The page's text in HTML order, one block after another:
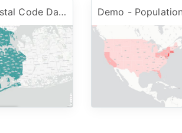
Demo - NY Postal Code Dataset